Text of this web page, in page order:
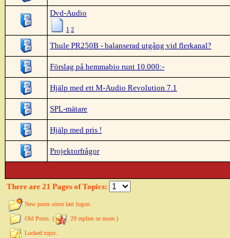
Dvd-Audio
1 2
Thule PR250B - balanserad utgång vid flerkanal?
Förslag på hemmabio runt 10.000:-
Hjälp med ett M-Audio Revolution 7.1
SPL-mätare
Hjälp med pris !
Projektorfrågor
There are 21 Pages of Topics:
New posts since last logon.
Old Posts. ( 29 replies or more.)
Locked topic.